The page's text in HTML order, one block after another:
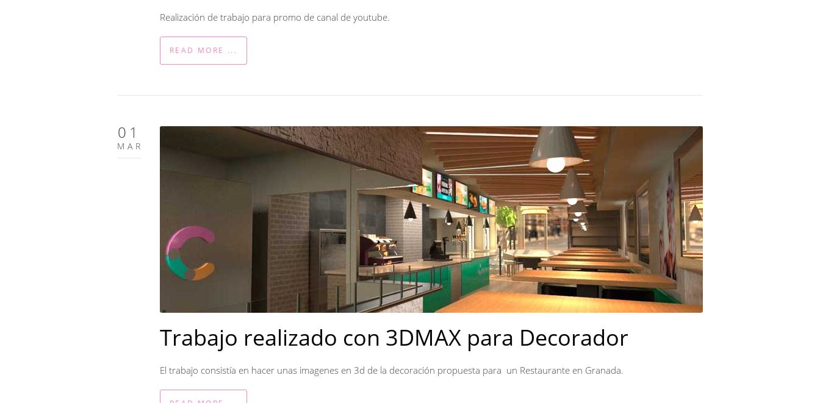
Realización de trabajo para promo de canal de youtube.
READ MORE ...
01
MAR
Trabajo realizado con 3DMAX para Decorador
El trabajo consistía en hacer unas imagenes en 3d de la decoración propuesta para un Restaurante en Granada.